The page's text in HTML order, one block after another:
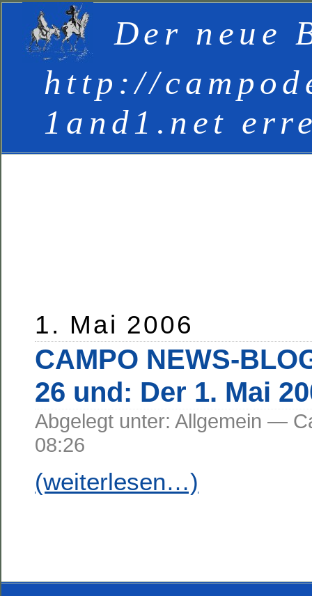
Der neue
http://
1and1.net
1. Mai 2006
CAMPO NEWS-
26 und: Der 1. Mai
Abgelegt unter: Allgemein —
08:26
(weiterlesen…)